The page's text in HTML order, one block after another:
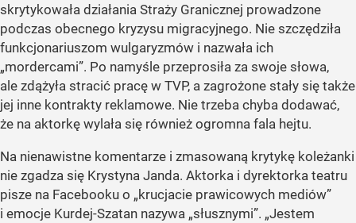
skrytykowała działania Straży Granicznej prowadzone
podczas obecnego kryzysu migracyjnego. Nie szczędziła
funkcjonariuszom wulgaryzmów i nazwała ich
„mordercami”. Po namyśle przeprosiła za swoje słowa,
ale zdążyła stracić pracę w TVP, a zagrożone stały się także
jej inne kontrakty reklamowe. Nie trzeba chyba dodawać,
że na aktorkę wylała się również ogromna fala hejtu.
Na nienawistne komentarze i zmasowaną krytykę koleżanki
nie zgadza się Krystyna Janda. Aktorka i dyrektorka teatru
pisze na Facebooku o „krucjacie prawicowych mediów”
i emocje Kurdej-Szatan nazywa „słusznymi”. „Jestem